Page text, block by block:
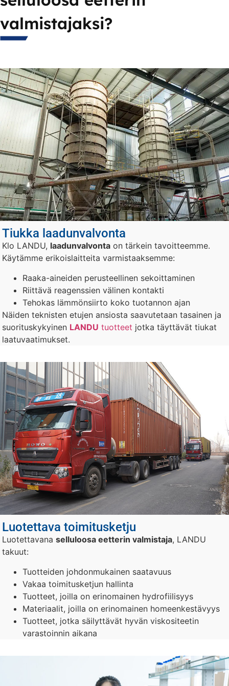
valmistajaksi?
Tiukka laadunvalvonta
Klo LANDU, laadunvalvonta on tärkein tavoitteemme.
Käytämme erikoislaitteita varmistaaksemme:
Raaka-aineiden perusteellinen sekoittaminen
Riittävä reagenssien välinen kontakti
Tehokas lämmönsiirto koko tuotannon ajan
Näiden teknisten etujen ansiosta saavutetaan tasainen ja
suorituskykyinen LANDU tuotteet jotka täyttävät tiukat
laatuvaatimukset.
Luotettava toimitusketju
Luotettavanaselluloosa eetterin valmistaja, LANDU
takuut:
Tuotteiden johdonmukainen saatavuus
Vakaa toimitusketjun hallinta
Tuotteet, joilla on erinomainen hydrofiilisyys
Materiaalit, joilla on erinomainen homeenkestävyys
Tuotteet, jotka säilyttävät hyvän viskositeetin
varastoinnin aikana